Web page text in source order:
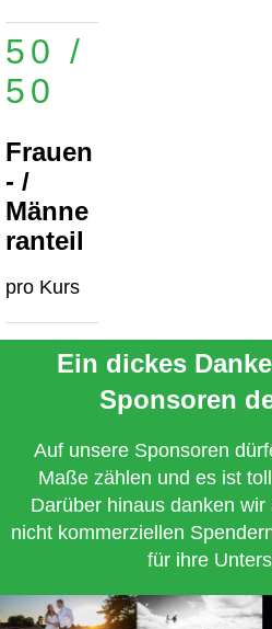
50 /
50
Frauen
- /
Männe
ranteil
pro Kurs
Ein dickes
Sponsoren
Auf unsere Sponsoren
Maße zählen und es ist
Darüber hinaus danken
nicht kommerziellen
für ihre